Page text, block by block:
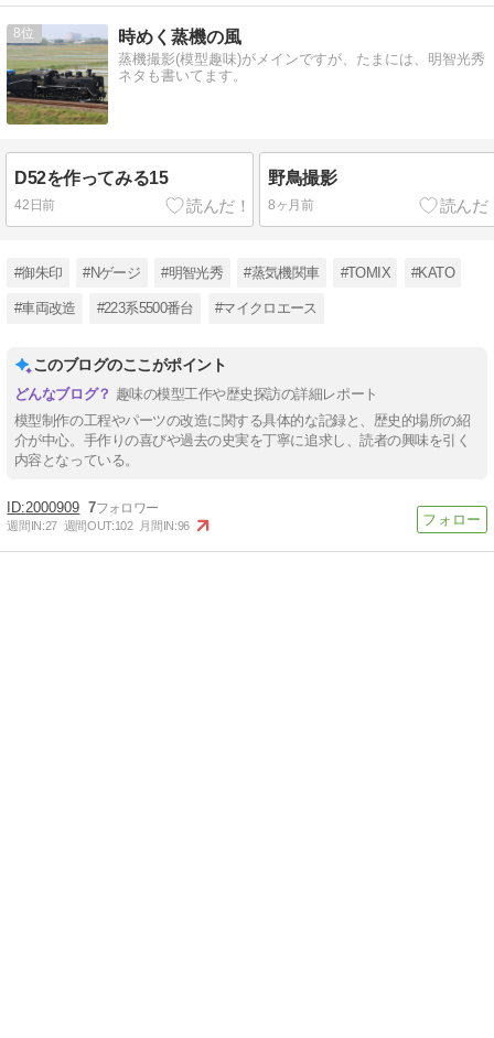
8 時めく蒸機の風
蒸機撮影(模型趣味)がメインですが、たまには、明智光秀
ネタも書いてます。
D52を作ってみる15
42日前
野鳥撮影
8ヶ月前
#御朱印 #Nゲージ #明智光秀 #蒸気機関車 #TOMIX #KATO
#車両改造 #223系5500番台 #マイクロエース
このブログのここがポイント
趣味の模型工作や歴史探訪の詳細レポート
模型制作の工程やパーツの改造に関する具体的な記録と、歴史的場所の紹
介が中心。手作りの喜びや過去の史実を丁寧に追求し、読者の興味を引く
内容となっている。
2000909 7
週間IN:27 週間OUT:102 月間IN:96